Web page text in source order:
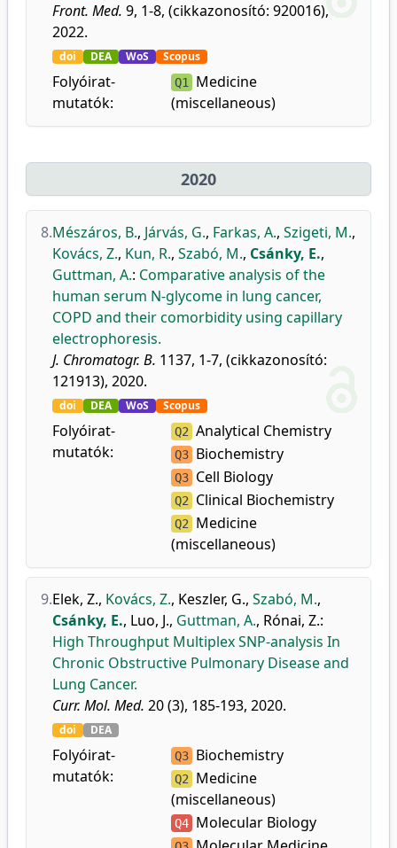
Front. Med. 9, 1-8, (cikkazonosító: 920016),
2022.
doi DEA WoS Scopus
Folyóirat-
mutatók:
Q1 Medicine
(miscellaneous)
2020
8.Mészáros, B., Járvás, G., Farkas, A., Szigeti, M.,
Kovács, Z., Kun, R., Szabó, M., Csánky, E.,
Guttman, A.: Comparative analysis of the
human serum N-glycome in lung cancer,
COPD and their comorbidity using capillary
electrophoresis.
J. Chromatogr. B. 1137, 1-7, (cikkazonosító:
121913), 2020.
doi DEA WoS Scopus
Folyóirat-
mutatók:
Q2 Analytical Chemistry
Q3 Biochemistry
Q3 Cell Biology
Q2 Clinical Biochemistry
Q2 Medicine
(miscellaneous)
9.Elek, Z., Kovács, Z., Keszler, G., Szabó, M.,
Csánky, E., Luo, J., Guttman, A., Rónai, Z.:
High Throughput Multiplex SNP-analysis In
Chronic Obstructive Pulmonary Disease and
Lung Cancer.
Curr. Mol. Med. 20 (3), 185-193, 2020.
doi DEA
Folyóirat-
mutatók:
Q3 Biochemistry
Q2 Medicine
(miscellaneous)
Q4 Molecular Biology